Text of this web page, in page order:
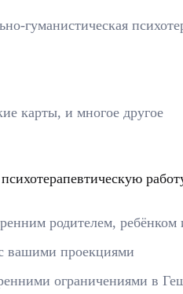
гуманистическая
карты, и многое другое
родителем, ребёнком
вашими проекциями
ограничениями в